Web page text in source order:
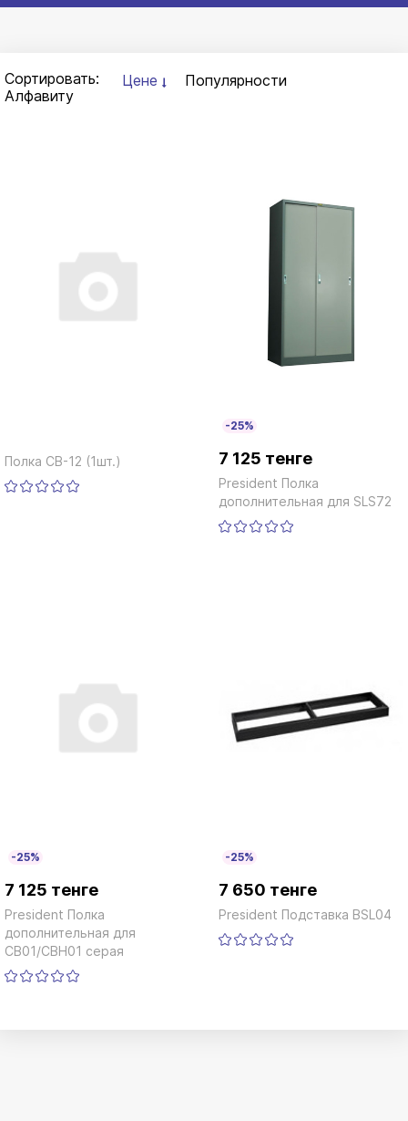
Сортировать: Цене
Популярности
Алфавиту
Полка CB-12 (1шт.)
-25%
7 125 тенге
President Полка
дополнительная для SLS72
-25%
7 125 тенге
President Полка
дополнительная для
CB01/CBH01 серая
-25%
7 650 тенге
President Подставка BSL04